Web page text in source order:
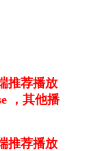
推荐播放
，其他播
推荐播放